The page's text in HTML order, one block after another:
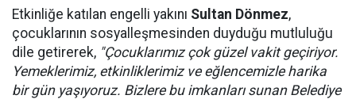
Etkinliğe katılan engelli yakını Sultan Dönmez,
çocuklarının sosyalleşmesinden duyduğu mutluluğu
dile getirerek, "Çocuklarımız çok güzel vakit geçiriyor.
Yemeklerimiz, etkinliklerimiz ve eğlencemizle harika
bir gün yaşıyoruz. Bizlere bu imkanları sunan Belediye